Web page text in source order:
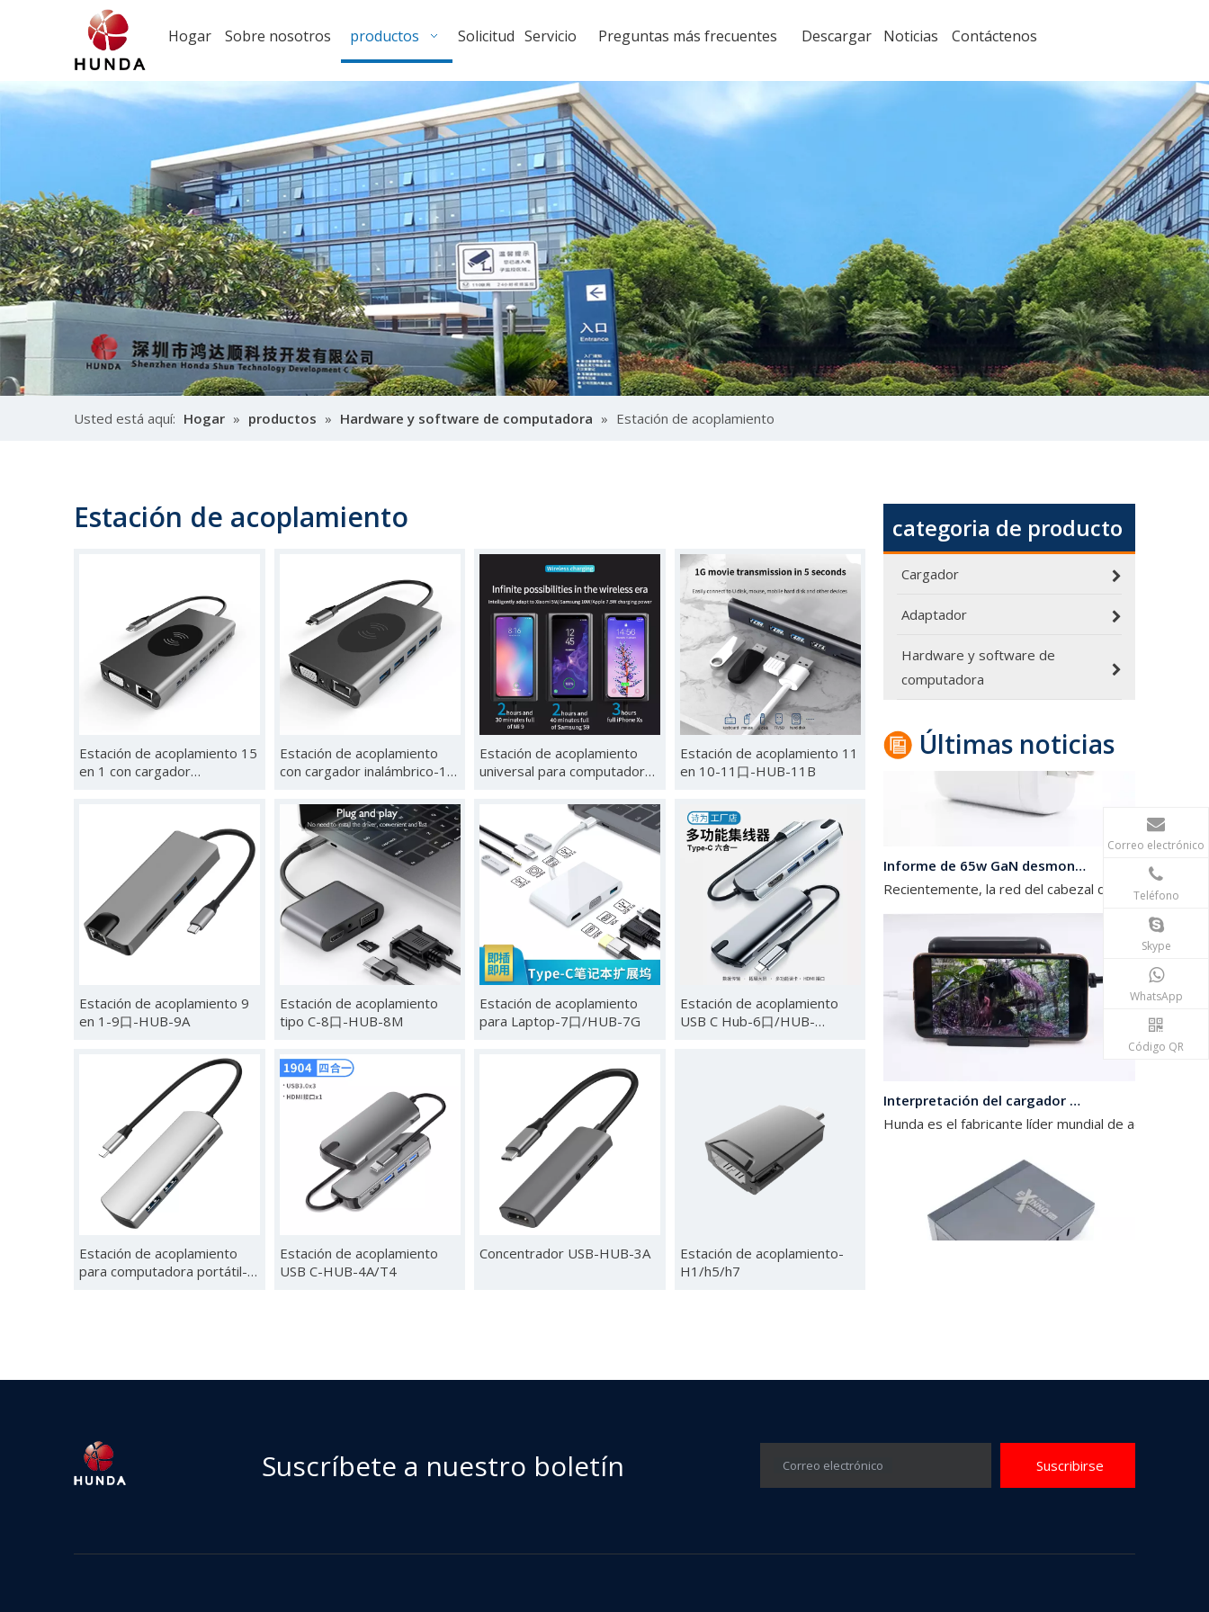
Hogar Sobre nosotros productos Solicitud Servicio Preguntas más frecuentes Descargar Noticias Contáctenos
Usted está aquí: Hogar » productos » Hardware y software de computadora » Estación de acoplamiento
Estación de acoplamiento
Estación de acoplamiento 15
en 1 con cargador
Estación de acoplamiento
con cargador inalámbrico-14
Estación de acoplamiento
universal para computadora
Estación de acoplamiento 11
en 10-11口-HUB-11B
Estación de acoplamiento 9
en 1-9口-HUB-9A
Estación de acoplamiento
tipo C-8口-HUB-8M
Estación de acoplamiento
para Laptop-7口/HUB-7G
Estación de acoplamiento
USB C Hub-6口/HUB-
Estación de acoplamiento
para computadora portátil-5
Estación de acoplamiento
USB C-HUB-4A/T4
Concentrador USB-HUB-3A
Estación de acoplamiento-
H1/h5/h7
categoria de producto
Cargador
Adaptador
Hardware y software de
computadora
Últimas noticias
Recientemente, la red del cabezal de carga obtuvo
Hunda es el fabricante líder mundial de
Informe de 65w GaN desmontado
Suscríbete a nuestro boletín Correo electrónico Suscribirse
Correo electrónico
Teléfono
Skype
WhatsApp
Código QR